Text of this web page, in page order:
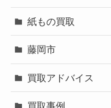
紙もの買取
藤岡市
買取アドバイス
買取事例